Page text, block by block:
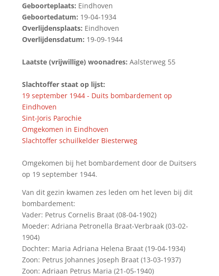
Geboorteplaats: Eindhoven
Geboortedatum: 19-04-1934
Overlijdensplaats: Eindhoven
Overlijdensdatum: 19-09-1944
Laatste (vrijwillige) woonadres: Aalsterweg 55
Slachtoffer staat op lijst:
19 september 1944 - Duits bombardement op
Eindhoven
Sint-Joris Parochie
Omgekomen in Eindhoven
Slachtoffer schuilkelder Biesterweg
Omgekomen bij het bombardement door de Duitsers
op 19 september 1944.
Van dit gezin kwamen zes leden om het leven bij dit
bombardement:
Vader: Petrus Cornelis Braat (08-04-1902)
Moeder: Adriana Petronella Braat-Verbraak (03-02-
1904)
Dochter: Maria Adriana Helena Braat (19-04-1934)
Zoon: Petrus Johannes Joseph Braat (13-03-1937)
Zoon: Adriaan Petrus Maria (21-05-1940)